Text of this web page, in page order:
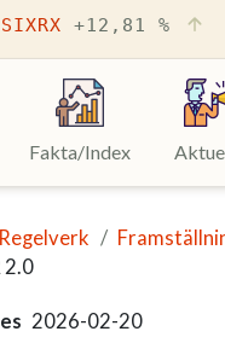
SIXRX +12,81 %
Fakta/Index
Regelverk
2.0
2026-02-20